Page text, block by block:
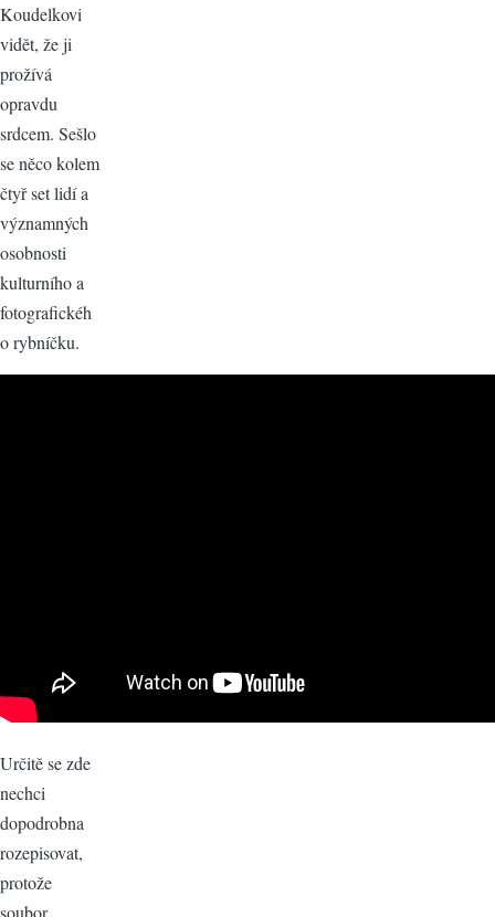
Koudelkovi
vidět, že ji
prožívá
opravdu
srdcem. Sešlo
se něco kolem
čtyř set lidí a
významných
osobnosti
kulturního a
fotografickéh
o rybníčku.
Určitě se zde
nechci
dopodrobna
rozepisovat,
protože
soubor